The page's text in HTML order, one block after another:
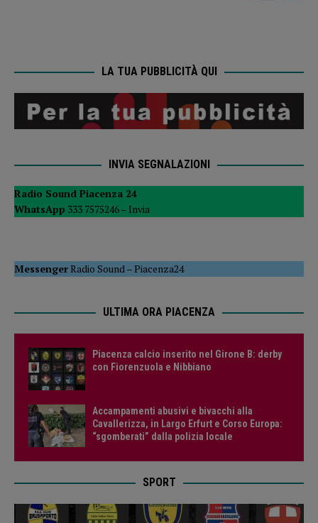
LA TUA PUBBLICITÀ QUI
INVIA SEGNALAZIONI
Radio Sound Piacenza 24
WhatsApp 333 7575246 – Invia
MessengerRadio Sound –Piacenza24
ULTIMA ORA PIACENZA
Piacenza calcio inserito nel Girone B: derby
con Fiorenzuola e Nibbiano
Accampamenti abusivi e bivacchi alla
Cavallerizza, in Largo Erfurt e Corso Europa:
“sgomberati” dalla polizia locale
SPORT